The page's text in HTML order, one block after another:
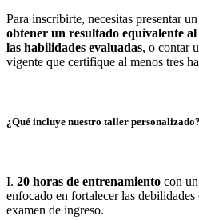
Para inscribirte, necesitas presentar un
obtener un resultado equivalente
las habilidades evaluadas, o contar
vigente que certifique al menos tres
¿Qué incluye nuestro taller personalizado?
I. 20 horas de entrenamiento con
enfocado en fortalecer las
examen de ingreso.